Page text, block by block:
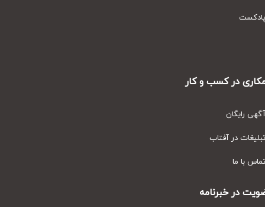
در کسب و کار
رایگان
در آفتاب
با ما
در خبرنامه